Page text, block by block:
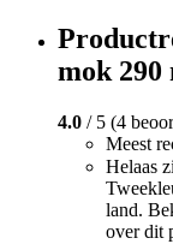
mok 290
4.0 / 5 (4
Meest
Helaas
land.
over dit